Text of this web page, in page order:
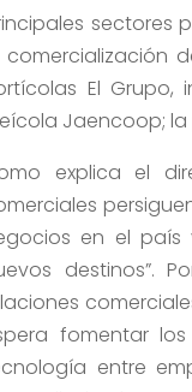
sectores
comercialización
El Grupo,
Jaencoop; la
explica el
en el país
destinos”.
fomentar
entre